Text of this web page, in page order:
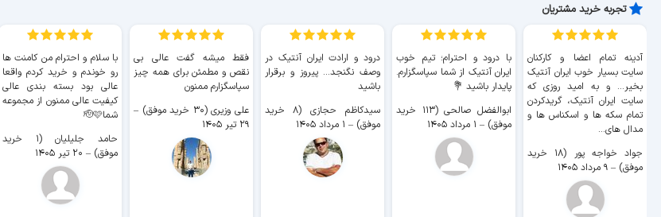
تجربه خرید مشتریان
آدینه تمام اعضا و کارکنان
سایت بسیار خوب ايران آنتیک
بخیر... و به امید روزی که
سایت ايران آنتیک، گریدکردن
تمام سکه ها و اسکناس ها و
مدال های...
جواد خواجه پور (۱۸ خرید
موفق) – ۹ مرداد ۱۴۰۵
با درود و احترام؛ تیم خوب
ایران آنتیک از شما سپاسگزارم.
پایدار باشید 💐
ابوالفضل صالحی (۱۱۳ خرید
موفق) – ۱ مرداد ۱۴۰۵
درود و ارادت ایران آنتیک در
وصف نگنجد... پیروز و برقرار
باشید
سیدکاظم حجازی (۸ خرید
موفق) – ۱ مرداد ۱۴۰۵
فقط میشه گفت عالی بی
نقص و مطمئن برای همه چیز
سپاسگزارم ممنون
علی وزیری (۳۰ خرید موفق)
–
۲۹ تیر ۱۴۰۵
با سلام و احترام من کامنت ها
رو خوندم و خرید کردم واقعا
عالی بود بسته بندی عالی
کیفیت عالی ممنون از مجموعه
شما🫡🩷
حامد جلیلیان (۱ خرید
موفق) – ۲۰ تیر ۱۴۰۵